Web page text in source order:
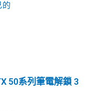
的
50系列筆電解鎖 3